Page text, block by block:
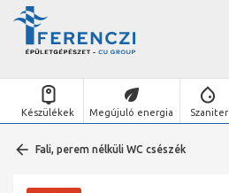
Készülékek Megújuló energia Szaniter
Fali, perem nélküli WC csészék